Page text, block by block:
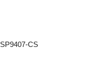
SP9407-CS